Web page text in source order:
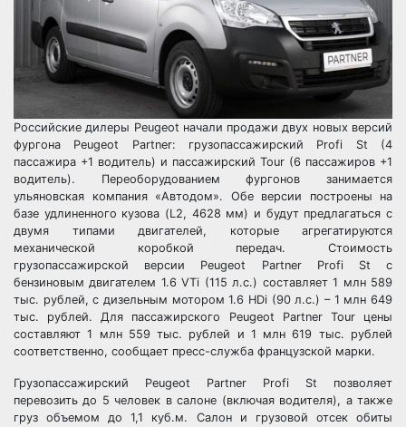
Российские дилеры Peugeot начали продажи двух новых версий
фургона Peugeot Partner: грузопассажирский Profi St (4
пассажира +1 водитель) и пассажирский Tour (6 пассажиров +1
водитель). Переоборудованием фургонов занимается
ульяновская компания «Автодом». Обе версии построены на
базе удлиненного кузова (L2, 4628 мм) и будут предлагаться с
двумя типами двигателей, которые агрегатируются
механической коробкой передач. Стоимость
грузопассажирской версии Peugeot Partner Profi St с
бензиновым двигателем 1.6 VTi (115 л.с.) составляет 1 млн 589
тыс. рублей, с дизельным мотором 1.6 HDi (90 л.с.) – 1 млн 649
тыс. рублей. Для пассажирского Peugeot Partner Tour цены
составляют 1 млн 559 тыс. рублей и 1 млн 619 тыс. рублей
соответственно, сообщает пресс-служба французской марки.
Грузопассажирский Peugeot Partner Profi St позволяет
перевозить до 5 человек в салоне (включая водителя), а также
груз объемом до 1,1 куб.м. Салон и грузовой отсек обиты